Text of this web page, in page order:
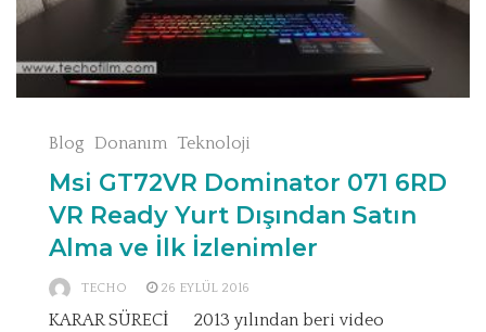
Blog Donanım Teknoloji
Msi GT72VR Dominator 071 6RD
VR Ready Yurt Dışından Satın
Alma ve İlk İzlenimler
TECHO 26 EYLÜL 2016
KARAR SÜRECİ 2013 yılından beri video